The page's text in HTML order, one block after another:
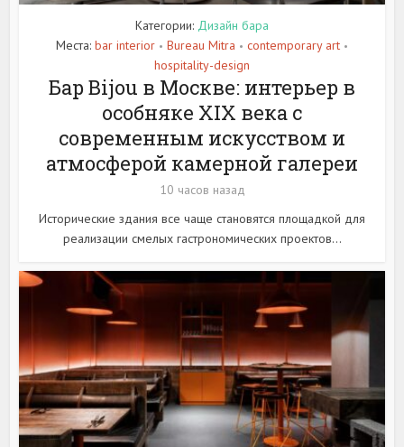
Категории: Дизайн бара
Места: bar interior • Bureau Mitra • contemporary art •
hospitality-design
Бар Bijou в Москве: интерьер в
особняке XIX века с
современным искусством и
атмосферой камерной галереи
10 часов назад
Исторические здания все чаще становятся площадкой для
реализации смелых гастрономических проектов...